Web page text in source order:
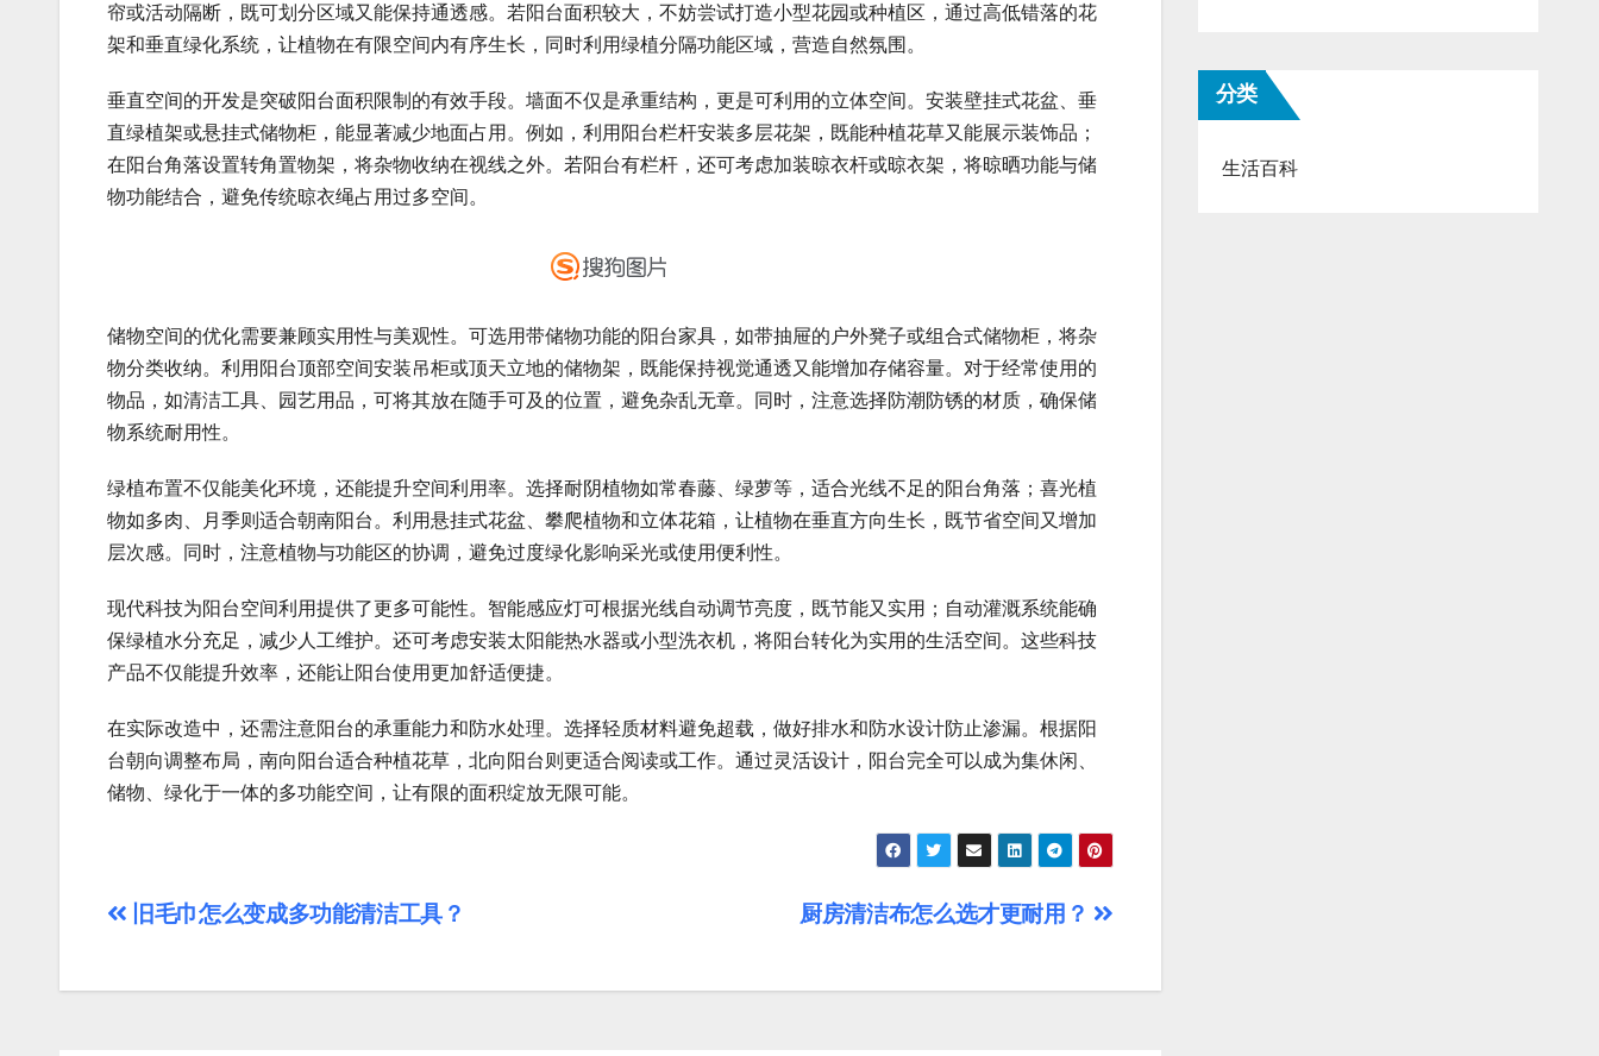
帘或活动隔断，既可划分区域又能保持通透感。若阳台面积较大，不妨尝试打造小型花园或种植区，通过高低错落的花
架和垂直绿化系统，让植物在有限空间内有序生长，同时利用绿植分隔功能区域，营造自然氛围。
垂直空间的开发是突破阳台面积限制的有效手段。墙面不仅是承重结构，更是可利用的立体空间。安装壁挂式花盆、垂
直绿植架或悬挂式储物柜，能显著减少地面占用。例如，利用阳台栏杆安装多层花架，既能种植花草又能展示装饰品；
在阳台角落设置转角置物架，将杂物收纳在视线之外。若阳台有栏杆，还可考虑加装晾衣杆或晾衣架，将晾晒功能与储
物功能结合，避免传统晾衣绳占用过多空间。
储物空间的优化需要兼顾实用性与美观性。可选用带储物功能的阳台家具，如带抽屉的户外凳子或组合式储物柜，将杂
物分类收纳。利用阳台顶部空间安装吊柜或顶天立地的储物架，既能保持视觉通透又能增加存储容量。对于经常使用的
物品，如清洁工具、园艺用品，可将其放在随手可及的位置，避免杂乱无章。同时，注意选择防潮防锈的材质，确保储
物系统耐用性。
绿植布置不仅能美化环境，还能提升空间利用率。选择耐阴植物如常春藤、绿萝等，适合光线不足的阳台角落；喜光植
物如多肉、月季则适合朝南阳台。利用悬挂式花盆、攀爬植物和立体花箱，让植物在垂直方向生长，既节省空间又增加
层次感。同时，注意植物与功能区的协调，避免过度绿化影响采光或使用便利性。
现代科技为阳台空间利用提供了更多可能性。智能感应灯可根据光线自动调节亮度，既节能又实用；自动灌溉系统能确
保绿植水分充足，减少人工维护。还可考虑安装太阳能热水器或小型洗衣机，将阳台转化为实用的生活空间。这些科技
产品不仅能提升效率，还能让阳台使用更加舒适便捷。
在实际改造中，还需注意阳台的承重能力和防水处理。选择轻质材料避免超载，做好排水和防水设计防止渗漏。根据阳
台朝向调整布局，南向阳台适合种植花草，北向阳台则更适合阅读或工作。通过灵活设计，阳台完全可以成为集休闲、
储物、绿化于一体的多功能空间，让有限的面积绽放无限可能。
文
厨房清洁布怎么选才更耐用？
旧毛巾怎么变成多功能清洁工具？
分类
生活百科